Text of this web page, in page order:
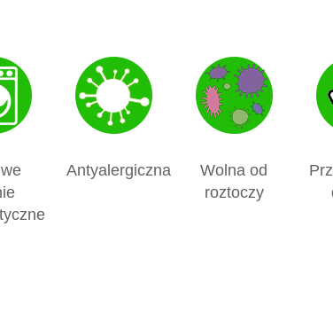
Antyalergiczna
Wolna od
roztoczy